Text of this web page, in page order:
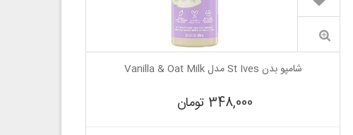
شامپو بدن St Ives مدل Vanilla & Oat Milk
348,000 تومان